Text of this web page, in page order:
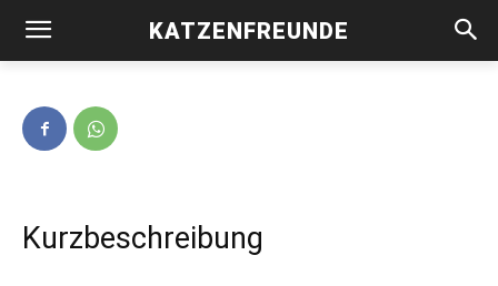
KATZENFREUNDE
Tofu -vermittelt-
Kurzbeschreibung